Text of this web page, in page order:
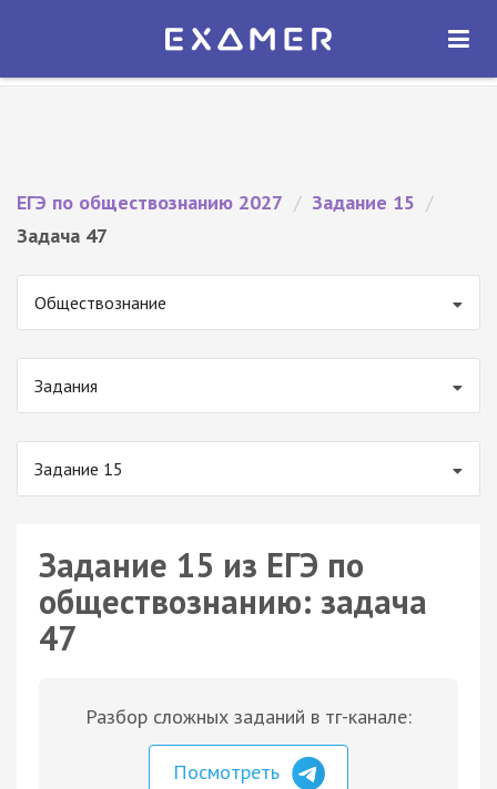
Экзамер — ЕГЭ 2027
ОТКРЫТЬ
ЕГЭ по обществознанию 2027 / Задание 15 /
Задача 47
Обществознание
Задания
Задание 15
Задание 15 из ЕГЭ по
обществознанию: задача
47
Разбор сложных заданий в тг-канале:
Посмотреть